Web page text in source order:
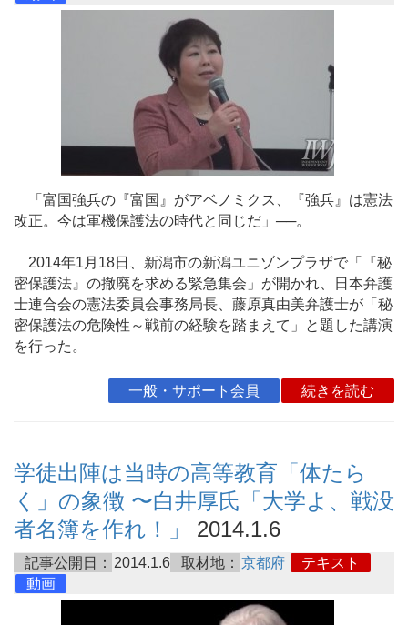
「富国強兵の『富国』がアベノミクス、『強兵』は憲法
改正。今は軍機保護法の時代と同じだ」──。
2014年1月18日、新潟市の新潟ユニゾンプラザで「『秘
密保護法』の撤廃を求める緊急集会」が開かれ、日本弁護
士連合会の憲法委員会事務局長、藤原真由美弁護士が「秘
密保護法の危険性～戦前の経験を踏まえて」と題した講演
を行った。
一般・サポート会員 続きを読む
学徒出陣は当時の高等教育「体たら
く」の象徴 〜白井厚氏「大学よ、戦没
者名簿を作れ！」
2014.1.6
記事公開日： 2014.1.6 取材地： 京都府
テキスト
動画